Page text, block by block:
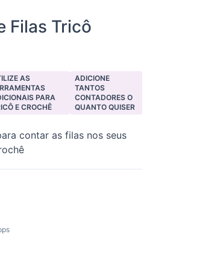
Filas Tricô
AS
PARA
E CROCHÊ
ADICIONE
TANTOS
CONTADORES O
QUANTO QUISER
contar as filas nos seus